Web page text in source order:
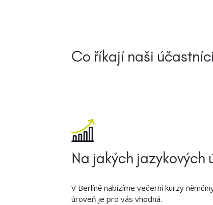
Co říkají naši účastníci
Na jakých jazykových
V Berlíně nabízíme večerní kurzy
úroveň je pro vás vhodná.